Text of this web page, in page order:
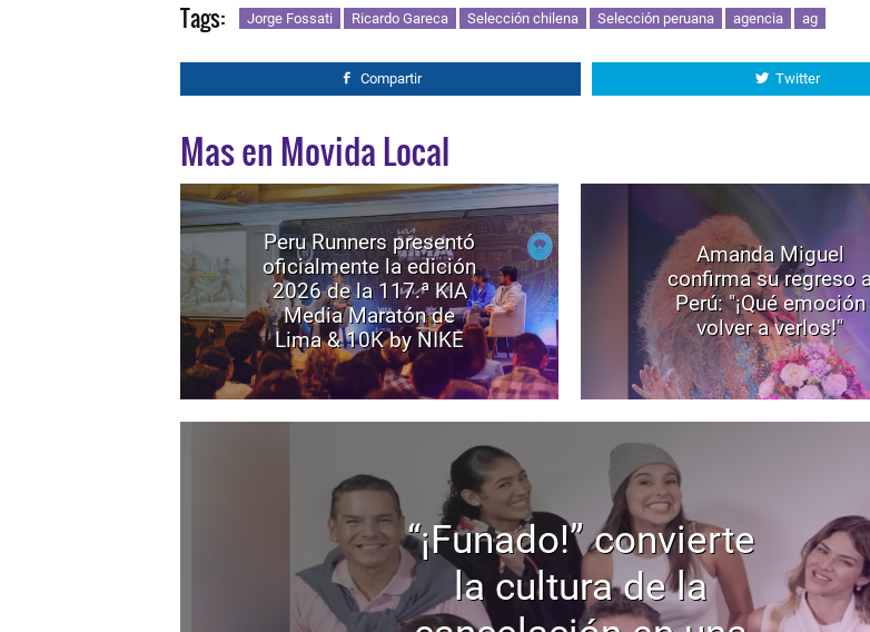
Tags: Jorge Fossati Ricardo Gareca Selección chilena Selección peruana agencia ag
Compartir Twitter
Mas en Movida Local
Peru Runners presentó
oficialmente la edición
2026 de la 117.ª KIA
Media Maratón de
Lima & 10K by NIKE
Amanda Miguel
confirma su regreso
Perú: "¡Qué emoción
volver a verlos!"
“¡Funado!” convierte
la cultura de la